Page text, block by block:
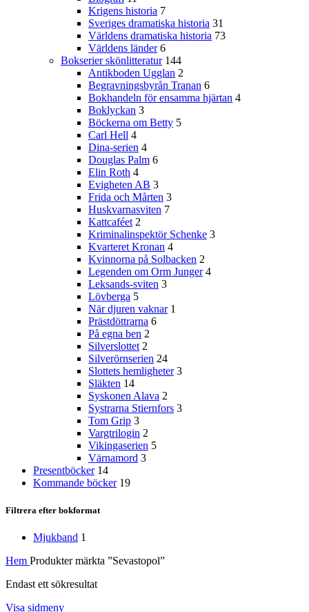
Krigens historia 7
Sveriges dramatiska historia 31
Världens dramatiska historia 73
Världens länder 6
Bokserier skönlitteratur 144
Antikboden Ugglan 2
Begravningsbyrån Tranan 6
Bokhandeln för ensamma hjärtan 4
Boklyckan 3
Böckerna om Betty 5
Carl Hell 4
Dina-serien 4
Douglas Palm 6
Elin Roth 4
Evigheten AB 3
Frida och Mårten 3
Huskvarnasviten 7
Kattcaféet 2
Kriminalinspektör Schenke 3
Kvarteret Kronan 4
Kvinnorna på Solbacken 2
Legenden om Orm Junger 4
Leksands-sviten 3
Lövberga 5
När djuren vaknar 1
Prästdöttrarna 6
På egna ben 2
Silverslottet 2
Silverörnserien 24
Slottets hemligheter 3
Släkten 14
Syskonen Alava 2
Systrarna Stiernfors 3
Tom Grip 3
Vargtrilogin 2
Vikingaserien 5
Värnamord 3
Presentböcker 14
Kommande böcker 19
Filtrera efter bokformat
Mjukband 1
Hem Produkter märkta ”Sevastopol”
Endast ett sökresultat
Visa sidmeny